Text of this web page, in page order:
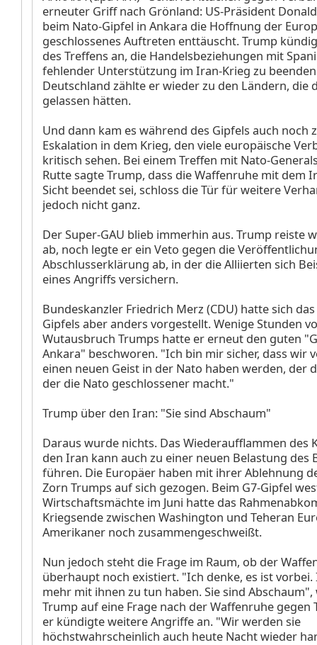
erneuter Griff nach Grönland: US-Präsident
beim Nato-Gipfel in Ankara die Hoffnung der
geschlossenes Auftreten enttäuscht. Trump
des Treffens an, die Handelsbeziehungen mit
fehlender Unterstützung im Iran-Krieg zu
Deutschland zählte er wieder zu den Ländern, die
gelassen hätten.
Und dann kam es während des Gipfels auch noch
Eskalation in dem Krieg, den viele europäische
kritisch sehen. Bei einem Treffen mit Nato-
Rutte sagte Trump, dass die Waffenruhe mit dem
Sicht beendet sei, schloss die Tür für weitere
jedoch nicht ganz.
Der Super-GAU blieb immerhin aus. Trump reiste
ab, noch legte er ein Veto gegen die
Abschlusserklärung ab, in der die Alliierten sich
eines Angriffs versichern.
Bundeskanzler Friedrich Merz (CDU) hatte sich
Gipfels aber anders vorgestellt. Wenige Stunden
Wutausbruch Trumps hatte er erneut den guten
Ankara" beschworen. "Ich bin mir sicher, dass wir
einen neuen Geist in der Nato haben werden, der
der die Nato geschlossener macht."
Trump über den Iran: "Sie sind Abschaum"
Daraus wurde nichts. Das Wiederaufflammen des
den Iran kann auch zu einer neuen Belastung des
führen. Die Europäer haben mit ihrer Ablehnung
Zorn Trumps auf sich gezogen. Beim G7-Gipfel
Wirtschaftsmächte im Juni hatte das
Kriegsende zwischen Washington und Teheran
Amerikaner noch zusammengeschweißt.
Nun jedoch steht die Frage im Raum, ob der
überhaupt noch existiert. "Ich denke, es ist
mehr mit ihnen zu tun haben. Sie sind
Trump auf eine Frage nach der Waffenruhe gegen
er kündigte weitere Angriffe an. "Wir werden sie
höchstwahrscheinlich auch heute Nacht wieder